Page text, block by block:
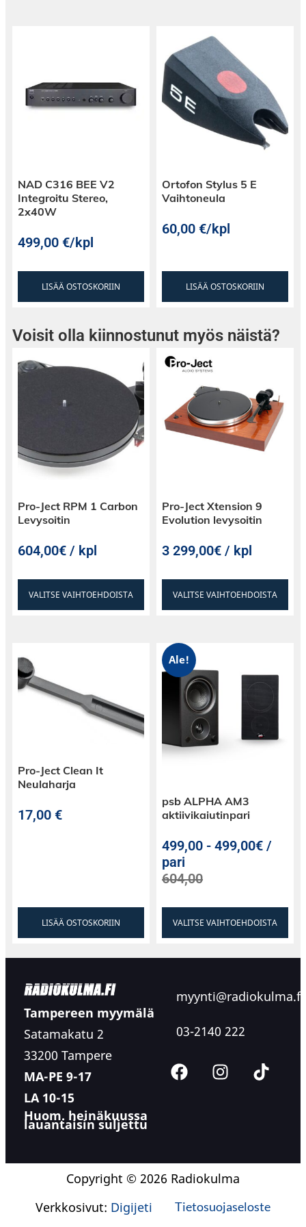
rakenne ylpeilevät anteliaalla digitaali-analogia-
arkkitehtuurilla, ja tämä on olennaista
saadaksesi CD-levysi kuulostamaan siltä kuin
niiden pitäisi. Aivan kuten sen isommat
veljensä, CD Box E:n asema ja arkkitehtuuri
mahdollistavat 1:1 bitin tarkan CD-toiston.
NAD C316 BEE V2
Integroitu Stereo,
2x40W
499,00€/kpl
LISÄÄ OSTOSKORIIN
Ortofon Stylus 5 E
Vaihtoneula
60,00€/kpl
LISÄÄ OSTOSKORIIN
Voisit olla kiinnostunut myös näistä?
Pro-Ject RPM 1 Carbon
Levysoitin
604,00€ / kpl
VALITSE VAIHTOEHDOISTA
Pro-Ject Xtension 9
Evolution levysoitin
3 299,00€ / kpl
VALITSE VAIHTOEHDOISTA
Pro-Ject Clean It
Neulaharja
17,00€
LISÄÄ OSTOSKORIIN
Ale!
psb ALPHA AM3
aktiivikaiutinpari
499,00 -499,00€ /
pari
604,00
VALITSE VAIHTOEHDOISTA
Tampereen myymälä
Satamakatu 2
33200 Tampere
MA-PE 9-17
LA 10-15
Huom. heinäkuussa
lauantaisin suljettu
myynti@radiokulma.fi
03-2140 222
Copyright © 2026 Radiokulma
Verkkosivut: Digijeti Tietosuojaseloste